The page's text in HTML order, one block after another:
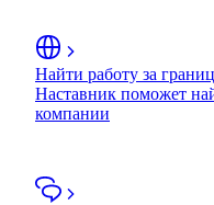
Найти работу за
Наставник поможет
компании